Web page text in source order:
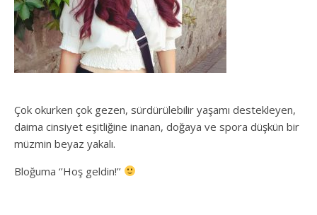
Çok okurken çok gezen, sürdürülebilir yaşamı destekleyen,
daima cinsiyet eşitliğine inanan, doğaya ve spora düşkün bir
müzmin beyaz yakalı.
Bloğuma ‘’Hoş geldin!’’